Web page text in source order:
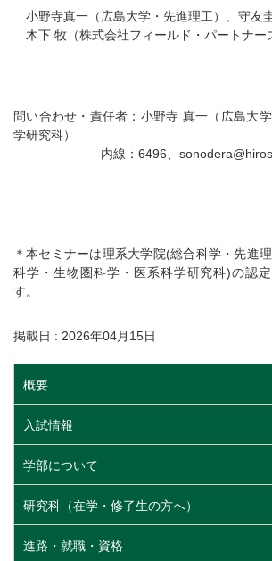
小野寺真一（広島大学・先進理工）、守友
木下 牧（株式会社フィールド・パートナー
問い合わせ・責任者：小野寺 真一（広島大
学研究科）
内線：6496、
＊本セミナーは理系大学院(総合科学・先進
科学・生物圏科学・医系科学研究科)の認
す。
掲載日 : 2026年04月15日
概要
入試情報
学部について
研究科（在学・修了生の方へ）
進路・就職・資格